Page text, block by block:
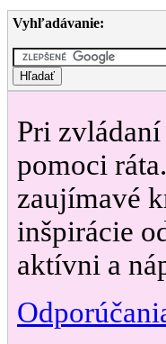
Vyhľadávanie:
Pri
pomoci
zaujímavé
inšpirácie
aktívni a